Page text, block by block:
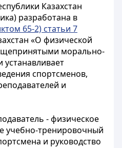
Казахстан
разработана в
65-2) статьи 7
«О физической
морально-
спортсменов,
и
- физическое
учебно-тренировочный
и руководство